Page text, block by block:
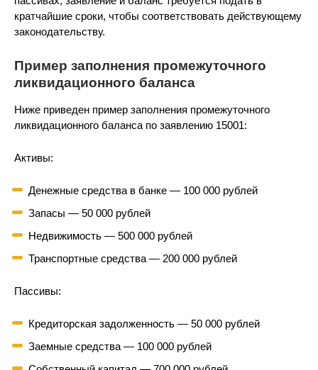
кратчайшие сроки, чтобы соответствовать действующему
законодательству.
Пример заполнения промежуточного
ликвидационного баланса
Ниже приведен пример заполнения промежуточного
ликвидационного баланса по заявлению 15001:
Активы:
Денежные средства в банке — 100 000 рублей
Запасы — 50 000 рублей
Недвижимость — 500 000 рублей
Транспортные средства — 200 000 рублей
Пассивы:
Кредиторская задолженность — 50 000 рублей
Заемные средства — 100 000 рублей